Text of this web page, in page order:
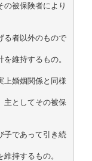
の被保険者により
る者以外のもので
維持するもの。
上婚姻関係と同様
主としてその被保
子であって引き続
持するもの。